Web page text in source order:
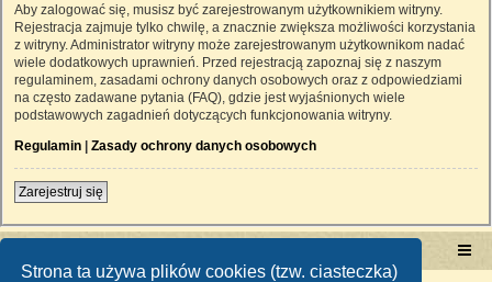
Strona ta używa plików cookies (tzw. ciasteczka)
Aby zalogować się, musisz być zarejestrowanym użytkownikiem witryny.
Rejestracja zajmuje tylko chwilę, a znacznie zwiększa możliwości korzystania
z witryny. Administrator witryny może zarejestrowanym użytkownikom nadać
wiele dodatkowych uprawnień. Przed rejestracją zapoznaj się z naszym
regulaminem, zasadami ochrony danych osobowych oraz z odpowiedziami
na często zadawane pytania (FAQ), gdzie jest wyjaśnionych wiele
podstawowych zagadnień dotyczących funkcjonowania witryny.
Regulamin | Zasady ochrony danych osobowych
Zarejestruj się